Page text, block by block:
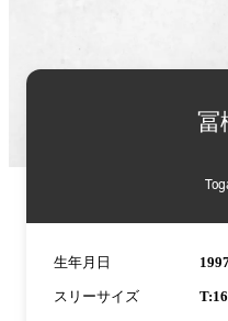
冨
生年月日
スリーサイズ